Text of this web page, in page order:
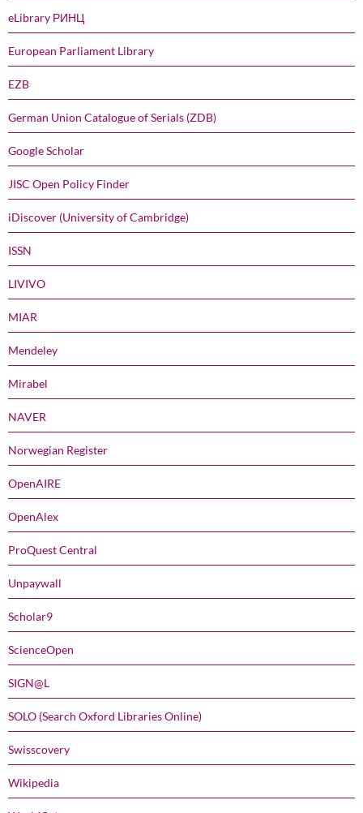
eLibrary РИНЦ
European Parliament Library
EZB
German Union Catalogue of Serials (ZDB)
Google Scholar
JISC Open Policy Finder
iDiscover (University of Cambridge)
ISSN
LIVIVO
MIAR
Mendeley
Mirabel
NAVER
Norwegian Register
OpenAIRE
OpenAlex
ProQuest Central
Unpaywall
Scholar9
ScienceOpen
SIGN@L
SOLO (Search Oxford Libraries Online)
Swisscovery
Wikipedia